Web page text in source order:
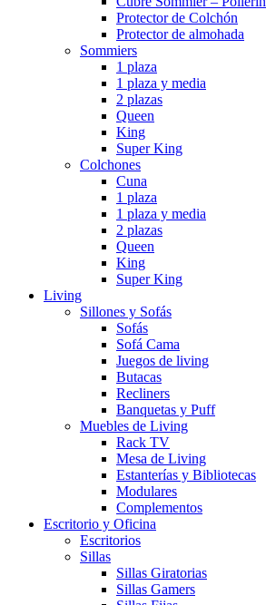
Protector de Colchón
Protector de almohada
Sommiers
1 plaza
1 plaza y media
2 plazas
Queen
King
Super King
Colchones
Cuna
1 plaza
1 plaza y media
2 plazas
Queen
King
Super King
Living
Sillones y Sofás
Sofás
Sofá Cama
Juegos de living
Butacas
Recliners
Banquetas y Puff
Muebles de Living
Rack TV
Mesa de Living
Estanterías y Bibliotecas
Modulares
Complementos
Escritorio y Oficina
Escritorios
Sillas
Sillas Giratorias
Sillas Gamers